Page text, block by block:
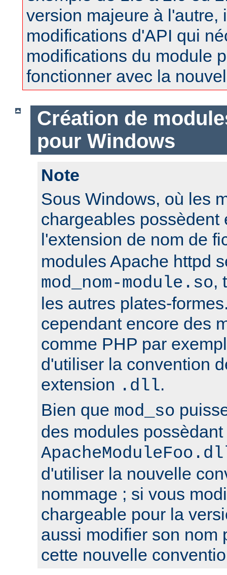
version majeure à l'autre,
modifications d'API qui
modifications du module
fonctionner avec la
Création de
pour Windows
Note
Sous Windows, où les
chargeables possèdent
l'extension de nom de
modules Apache httpd
mod_nom-module.so,
les autres plates-
cependant encore des
comme PHP par
d'utiliser la convention
extension .dll.
Bien que mod_so
des modules
d'utiliser la nouvelle
nommage ; si vous
chargeable pour la
aussi modifier son nom
cette nouvelle